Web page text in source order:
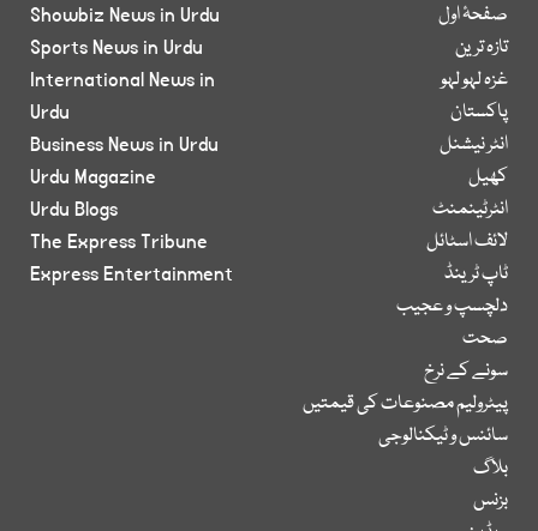
صفحۂ اول
تازہ ترین
غزہ لہو لہو
پاکستان
انٹر نیشنل
کھیل
انٹرٹینمنٹ
لائف اسٹائل
ٹاپ ٹرینڈ
دلچسپ و عجیب
صحت
سونے کے نرخ
پیٹرولیم مصنوعات کی قیمتیں
سائنس و ٹیکنالوجی
بلاگ
بزنس
Showbiz News in Urdu
Sports News in Urdu
International News in
Urdu
Business News in Urdu
Urdu Magazine
Urdu Blogs
The Express Tribune
Express Entertainment